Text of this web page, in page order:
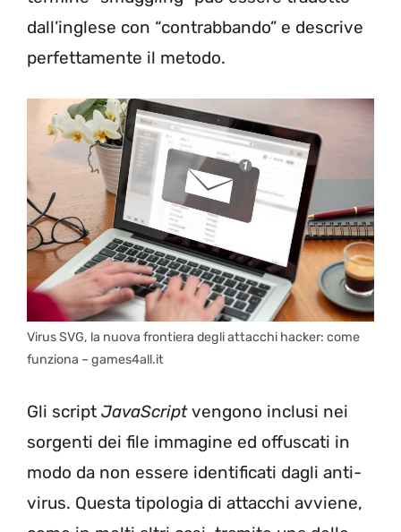
dall’inglese con “contrabbando” e descrive
perfettamente il metodo.
Virus SVG, la nuova frontiera degli attacchi hacker: come
funziona – games4all.it
Gli script JavaScriptvengono inclusi nei
sorgenti dei file immagine ed offuscati in
modo da non essere identificati dagli anti-
virus. Questa tipologia di attacchi avviene,